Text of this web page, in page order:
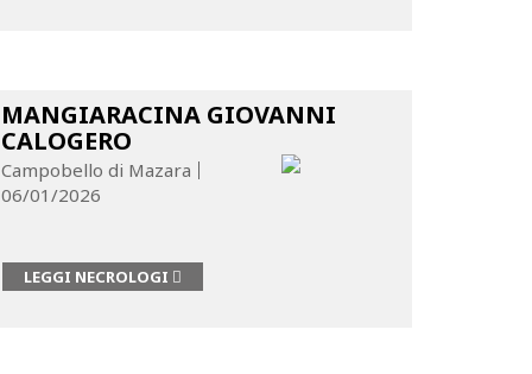
MANGIARACINA GIOVANNI
CALOGERO
Campobello di Mazara
06/01/2026
LEGGI NECROLOGI